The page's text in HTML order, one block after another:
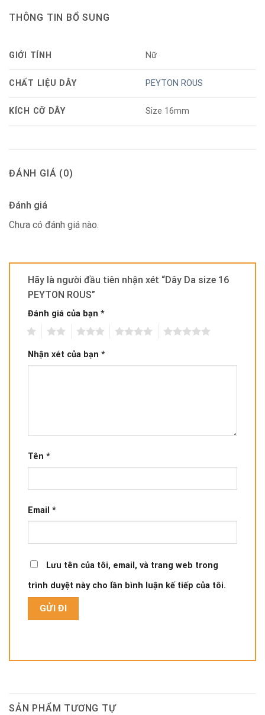
THÔNG TIN BỔ SUNG
GIỚI TÍNH Nữ
CHẤT LIỆU DÂY PEYTON ROUS
KÍCH CỠ DÂY Size 16mm
ĐÁNH GIÁ (0)
Đánh giá
Chưa có đánh giá nào.
Hãy là người đầu tiên nhận xét “Dây Da size 16
PEYTON ROUS”
Đánh giá của bạn *
Nhận xét của bạn *
Tên *
Email *
Lưu tên của tôi, email, và trang web trong
trình duyệt này cho lần bình luận kế tiếp của tôi.
SẢN PHẨM TƯƠNG TỰ